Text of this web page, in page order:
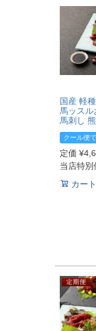
国産 軽
馬ッスル
馬刺し
クール便
定価 ¥
当店特別
カー